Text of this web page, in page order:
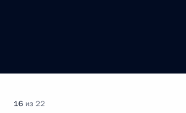
16 из 22